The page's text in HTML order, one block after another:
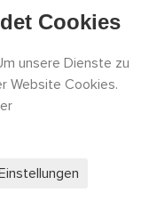
KAUFEN
zu Hause sein
(1,2×, 1,8×,
Cookies
unsere Dienste zu
Website Cookies.